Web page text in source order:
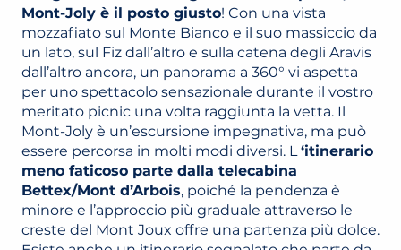
Mont-Joly è il posto giusto! Con una vista
mozzafiato sul Monte Bianco e il suo massiccio da
un lato, sul Fiz dall’altro e sulla catena degli Aravis
dall’altro ancora, un panorama a 360° vi aspetta
per uno spettacolo sensazionale durante il vostro
meritato picnic una volta raggiunta la vetta. Il
Mont-Joly è un’escursione impegnativa, ma può
essere percorsa in molti modi diversi. L‘itinerario
meno faticoso parte dalla telecabina
Bettex/Mont d’Arbois, poiché la pendenza è
minore e l’approccio più graduale attraverso le
creste del Mont Joux offre una partenza più dolce.